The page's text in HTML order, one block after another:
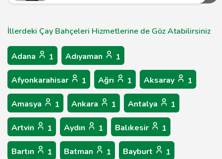
İllerdeki Çay Bahçeleri Hizmetlerine de Göz Atabilirsiniz
Adana 1 Adıyaman 1
Afyonkarahisar 1 Ağrı 1 Aksaray 1
Amasya 1 Ankara 1 Antalya 1
Artvin 1 Aydın 1 Balıkesir 1
Bartın 1 Batman 1 Bayburt 1